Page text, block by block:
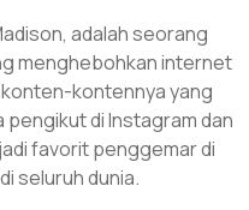
adalah seorang
menghebohkan internet
kontennya yang
pengikut di Instagram dan
favorit penggemar di
seluruh dunia.